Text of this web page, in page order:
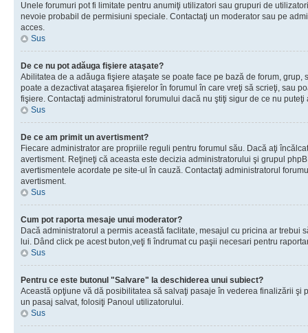
Unele forumuri pot fi limitate pentru anumiţi utilizatori sau grupuri de
nevoie probabil de permisiuni speciale. Contactaţi un moderator sau pe
acces.
Sus
De ce nu pot adăuga fişiere ataşate?
Abilitatea de a adăuga fişiere ataşate se poate face pe bază de forum, grup,
poate a dezactivat ataşarea fişierelor în forumul în care vreţi să scrieţi, sau
fişiere. Contactaţi administratorul forumului dacă nu ştiţi sigur de ce nu
Sus
De ce am primit un avertisment?
Fiecare administrator are propriile reguli pentru forumul său. Dacă aţi
avertisment. Reţineţi că aceasta este decizia administratorului şi grupul
avertismentele acordate pe site-ul în cauză. Contactaţi administratorul
avertisment.
Sus
Cum pot raporta mesaje unui moderator?
Dacă administratorul a permis această faclitate, mesajul cu pricina ar trebui
lui. Dând click pe acest buton,veţi fi îndrumat cu paşii necesari pentru
Sus
Pentru ce este butonul "Salvare" la deschiderea unui subiect?
Această opţiune vă dă posibilitatea să salvaţi pasaje în vederea finalizării şi
un pasaj salvat, folosiţi Panoul utilizatorului.
Sus